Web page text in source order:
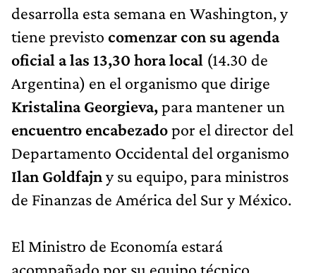
desarrolla esta semana en Washington, y
tiene previsto comenzar con su agenda
oficial a las 13,30 hora local (14.30 de
Argentina) en el organismo que dirige
Kristalina Georgieva,para mantener un
encuentro encabezadopor el director del
Departamento Occidental del organismo
Ilan Goldfajny su equipo, para ministros
de Finanzas de América del Sur y México.
El Ministro de Economía estará
acompañado por su equipo técnico